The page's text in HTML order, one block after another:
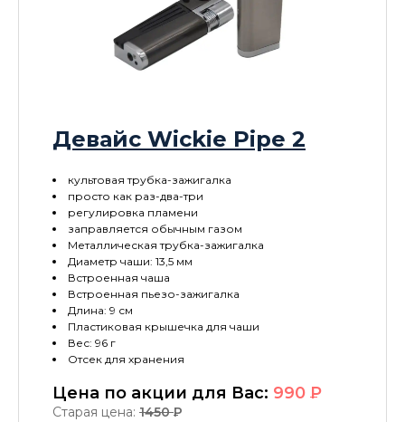
Девайс Wickie Pipe 2
культовая трубка-зажигалка
просто как раз-два-три
регулировка пламени
заправляется обычным газом
Металлическая трубка-зажигалка
Диаметр чаши: 13,5 мм
Встроенная чаша
Встроенная пьезо-зажигалка
Длина: 9 см
Пластиковая крышечка для чаши
Вес: 96 г
Отсек для хранения
Цена по акции для Вас: 990 P
Старая цена: 1450P